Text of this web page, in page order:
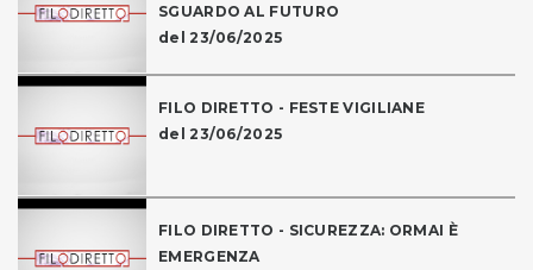
SGUARDO AL FUTURO
del 23/06/2025
FILO DIRETTO - FESTE VIGILIANE
del 23/06/2025
FILO DIRETTO - SICUREZZA: ORMAI È
EMERGENZA